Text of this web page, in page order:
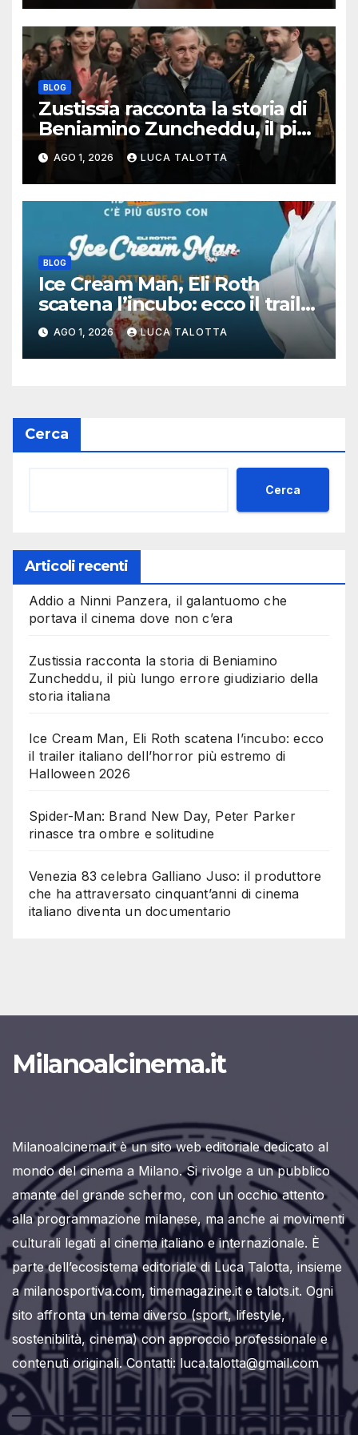
BLOG
Zustissia racconta la storia di
Beniamino Zuncheddu, il più
lungo errore giudiziario della
storia italiana
AGO 1, 2026 LUCA TALOTTA
BLOG
Ice Cream Man, Eli Roth
scatena l’incubo: ecco il trailer
italiano dell’horror più
estremo di Halloween 2026
AGO 1, 2026 LUCA TALOTTA
Cerca
Cerca
Articoli recenti
Addio a Ninni Panzera, il galantuomo che
portava il cinema dove non c’era
Zustissia racconta la storia di Beniamino
Zuncheddu, il più lungo errore giudiziario della
storia italiana
Ice Cream Man, Eli Roth scatena l’incubo: ecco
il trailer italiano dell’horror più estremo di
Halloween 2026
Spider-Man: Brand New Day, Peter Parker
rinasce tra ombre e solitudine
Venezia 83 celebra Galliano Juso: il produttore
che ha attraversato cinquant’anni di cinema
italiano diventa un documentario
Milanoalcinema.it
Milanoalcinema.it è un sito web editoriale dedicato al
mondo del cinema a Milano. Si rivolge a un pubblico
amante del grande schermo, con un occhio attento
alla programmazione milanese, ma anche ai movimenti
culturali legati al cinema italiano e internazionale. È
parte dell’ecosistema editoriale di Luca Talotta, insieme
a milanosportiva.com, timemagazine.it e talots.it. Ogni
sito affronta un tema diverso (sport, lifestyle,
sostenibilità, cinema) con approccio professionale e
contenuti originali. Contatti: luca.talotta@gmail.com